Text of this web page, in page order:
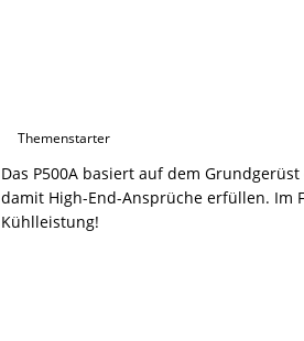
Themenstarter
Das P500A basiert auf dem
damit High-End-Ansprüche erfüllen. Im
Kühlleistung!